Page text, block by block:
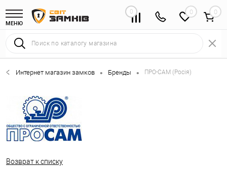
МЕНЮ
0 0
Интернет магазин замков • Бренды • ПРО-САМ (Росія)
Возврат к списку